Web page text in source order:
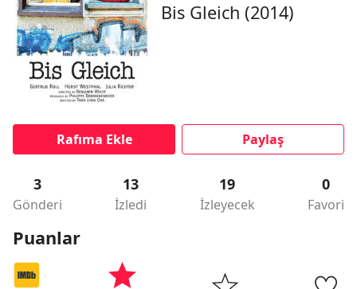
Bis Gleich (2014)
Rafıma Ekle Paylaş
3
Gönderi
13
İzledi
19
İzleyecek
0
Favori
Puanlar